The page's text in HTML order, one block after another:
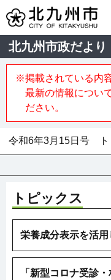
北九州市政だより
※掲載されている内
最新の情報につい
ださい。
令和6年3月15日号 ト
トピックス
栄養成分表示を活用
「新型コロナ受診